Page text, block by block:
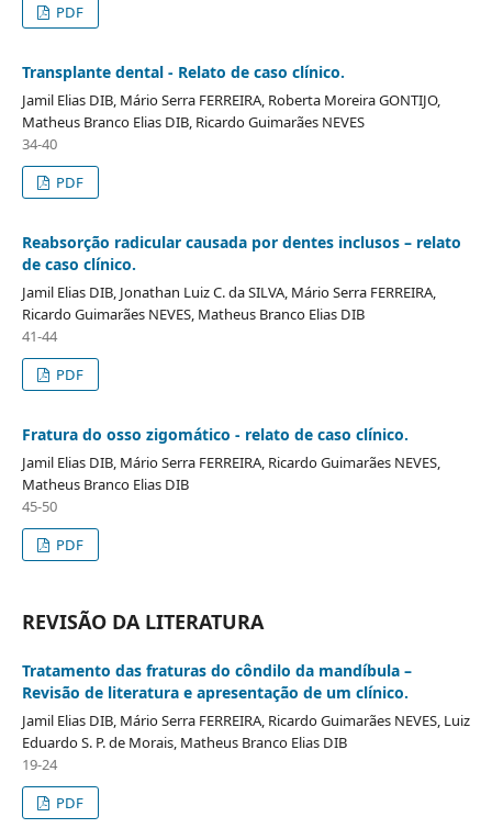
PDF
Transplante dental - Relato de caso clínico.
Jamil Elias DIB, Mário Serra FERREIRA, Roberta Moreira GONTIJO,
Matheus Branco Elias DIB, Ricardo Guimarães NEVES
34-40
PDF
Reabsorção radicular causada por dentes inclusos – relato
de caso clínico.
Jamil Elias DIB, Jonathan Luiz C. da SILVA, Mário Serra FERREIRA,
Ricardo Guimarães NEVES, Matheus Branco Elias DIB
41-44
PDF
Fratura do osso zigomático - relato de caso clínico.
Jamil Elias DIB, Mário Serra FERREIRA, Ricardo Guimarães NEVES,
Matheus Branco Elias DIB
45-50
PDF
REVISÃO DA LITERATURA
Tratamento das fraturas do côndilo da mandíbula –
Revisão de literatura e apresentação de um clínico.
Jamil Elias DIB, Mário Serra FERREIRA, Ricardo Guimarães NEVES, Luiz
Eduardo S. P. de Morais, Matheus Branco Elias DIB
19-24
PDF